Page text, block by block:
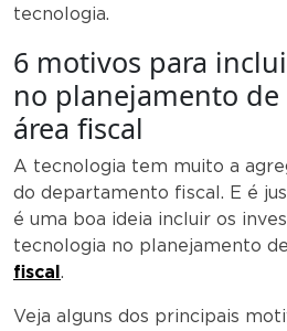
tecnologia.
6 motivos para
no planejamento
área fiscal
A tecnologia tem muito a
do departamento fiscal. E é
é uma boa ideia incluir os
tecnologia no planejamento de
fiscal .
Veja alguns dos principais